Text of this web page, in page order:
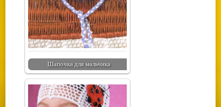
Шапочка для мальчика